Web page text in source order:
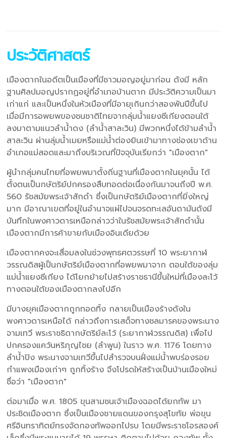
ประวัติศาสตร์
เมืองตากในอดีตเป็นเมืองที่มีชาวมอญอยู่มาก่อน ดังมี หลัก
ฐานศิลปมอญปรากฏอยู่ที่อำเภอบ้านตาก มีประวัติความเป็นมา
เก่าแก่ และเป็นหนึ่งในหัวเมืองที่มีอายุเกินกว่าสองพันปีขึ้นไป
เมื่อมีการอพยพของชนชาติไทยจากลุ่มน้ำแยงซีเกียงตอนใต้
ลงมาตามแนวลำน้ำดง (ลำน้ำสาละวิน) มีพวกหนึ่งได้ข้ามลำน้ำ
สาละวิน ผ่านลุ่มน้ำเมยหรือแม่น้ำต่องยินเข้ามาทางช่องเขาด้าน
อำเภอแม่สอดและมาถึงบริเวณที่ปัจจุบันเรียกว่า "เมืองตาก"
ผู้นำกลุ่มคนไทยที่อพยพมาตั้งถิ่นฐานที่เมืองตากในยุคนั้น ได้
ตั้งตนเป็นกษัตริย์ปกครองสืบทอดต่อเนื่องกันมาจนถึงปี พ.ศ.
560 รัชสมัยพระเจ้าสักดำ ซึ่งเป็นกษัตริย์เมืองตากที่ยิ่งใหญ่
มาก มีอาณาเขตที่อยู่ในอำนาจแผ่ไปจนจรดทะเลอันดามันดังมี
บันทึกในพงศาวดารเหนือกล่าวว่าในรัชสมัยพระเจ้าสักดำนั้น
เมืองตากมีการค้าขายกับเมืองอินเดียด้วย
เมืองตากคงจะเสื่อมลงในช่วงพุทธศตวรรษที่ 10 พระยากาฬ
วรรณดิสผู้เป็นกษัตริย์เมืองตากที่อพยพมาจาก ตอนใต้ของลุ่ม
แม่น้ำแยงซีเกียง ได้โยกย้ายไปสร้างราชธานีขึ้นใหม่ที่เมืองละโว้
ทางตอนใต้ของเมืองตากลงไปอีก
มีบางยุคเมืองตากถูกทอดทิ้ง กลายเป็นเมืองร้างดังใน
พงศาวดารเหนือได้ กล่าวถึงการเสด็จทางชลมารคของพระนาง
จามเทวี พระราชธิดากษัตริย์ละโว้ (ระยากาฬวรรณดิส) เพื่อไป
ปกครองแคว้นหริภุญไชย (ลำพูน) ในราว พ.ศ. 1176 โดยทาง
ลำน้ำปิง พระนางจามเทวีขึ้นไปสำรวจบนฝั่งแม่น้ำพบร่องรอย
กำแพงเมืองเก่าๆ ถูกทิ้งร้าง จึงโปรดให้สร้างเป็นบ้านเมืองใหม่
ชื่อว่า "เมืองตาก"
ต่อมาเมื่อ พ.ศ. 1805 ขุนสามชนเจ้าเมืองฉอดได้ยกทัพ มา
ประชิดเมืองตาก ซึ่งเป็นเมืองชายแดนของกรุงสุโขทัย พ่อขุน
ศรีอินทราทิตย์ทรงจัดกองทัพออกไปรบ โดยมีพระราชโอรสองค์